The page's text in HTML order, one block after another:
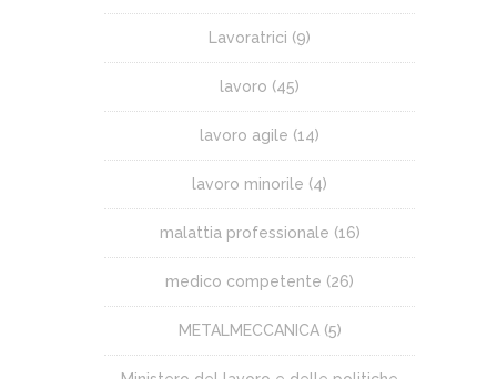
Lavoratrici (9)
lavoro (45)
lavoro agile (14)
lavoro minorile (4)
malattia professionale (16)
medico competente (26)
METALMECCANICA(5)